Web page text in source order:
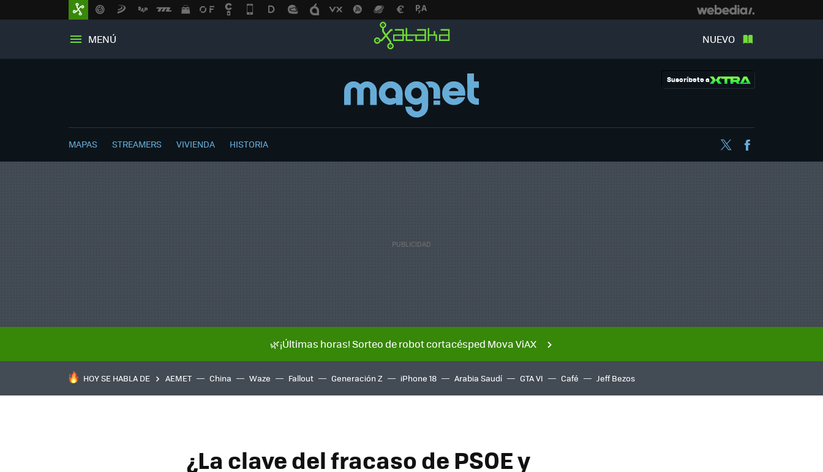
MENÚ NUEVO
Suscríbete a
MAPAS STREAMERS VIVIENDA HISTORIA Twitter
🌿¡Últimas horas! Sorteo de robot cortacésped Mova ViAX
HOY SE HABLA DE AEMET China Waze Fallout Generación Z iPhone 18 Arabia Saudí GTA VI Café Jeff Bezos
¿La clave del fracaso de PSOE y